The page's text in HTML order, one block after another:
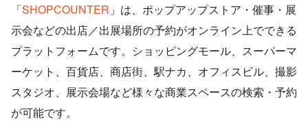
「SHOPCOUNTER 」は、ポップアップストア・催事・展
示会などの出店／出展場所の予約がオンライン上でできる
プラットフォームです。ショッピングモール、スーパーマ
ーケット、百貨店、商店街、駅ナカ、オフィスビル、撮影
スタジオ、展示会場など様々な商業スペースの検索・予約
が可能です。